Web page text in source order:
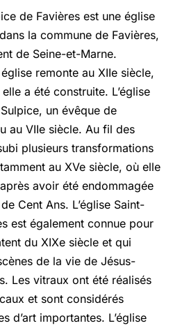
de Favières est une église
la commune de Favières,
de Seine-et-Marne.
remonte au XIIe siècle,
a été construite. L’église
un évêque de
au VIIe siècle. Au fil des
plusieurs transformations
au XVe siècle, où elle
avoir été endommagée
Cent Ans. L’église Saint-
est également connue pour
du XIXe siècle et qui
de la vie de Jésus-
Les vitraux ont été réalisés
et sont considérés
d’art importantes. L’église